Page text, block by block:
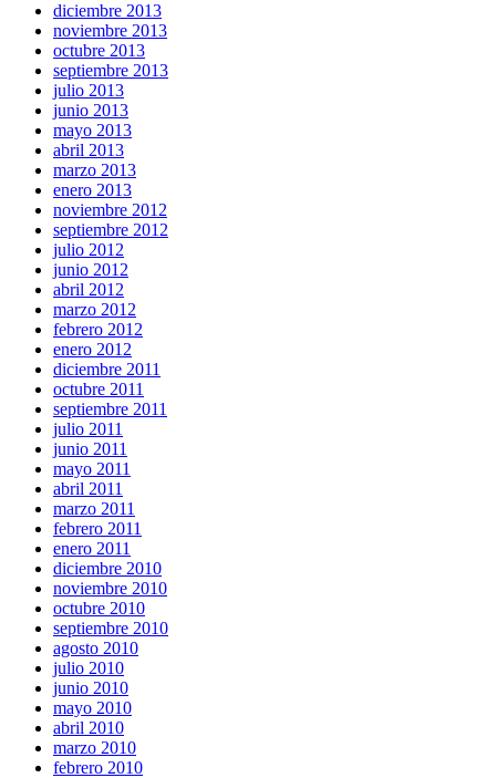
diciembre 2013
noviembre 2013
octubre 2013
septiembre 2013
julio 2013
junio 2013
mayo 2013
abril 2013
marzo 2013
enero 2013
noviembre 2012
septiembre 2012
julio 2012
junio 2012
abril 2012
marzo 2012
febrero 2012
enero 2012
diciembre 2011
octubre 2011
septiembre 2011
julio 2011
junio 2011
mayo 2011
abril 2011
marzo 2011
febrero 2011
enero 2011
diciembre 2010
noviembre 2010
octubre 2010
septiembre 2010
agosto 2010
julio 2010
junio 2010
mayo 2010
abril 2010
marzo 2010
febrero 2010